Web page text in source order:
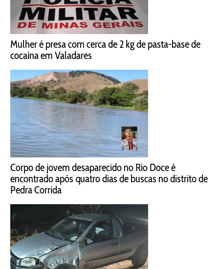
Mulher é presa com cerca de 2 kg de pasta-base de
cocaína em Valadares
Corpo de jovem desaparecido no Rio Doce é
encontrado após quatro dias de buscas no distrito de
Pedra Corrida